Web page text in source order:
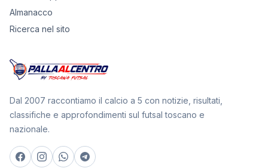
Almanacco
Ricerca nel sito
Dal 2007 raccontiamo il calcio a 5 con notizie, risultati,
classifiche e approfondimenti sul futsal toscano e
nazionale.